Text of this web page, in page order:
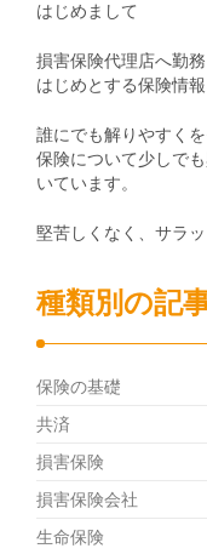
はじめまして
損害保険代理店へ勤
はじめとする保険情
誰にでも解りやすく
保険について少しで
いています。
堅苦しくなく、サラ
種類別の記
保険の基礎
共済
損害保険
損害保険会社
生命保険